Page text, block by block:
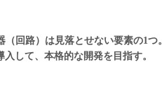
TECHNO-
人テク展
（回路）は見落とせない要素の1
して、本格的な開発を目指す。